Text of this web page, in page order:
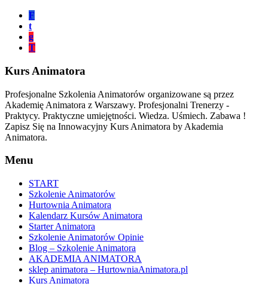
F
t
g
T
Kurs Animatora
Profesjonalne Szkolenia Animatorów organizowane są przez
Akademię Animatora z Warszawy. Profesjonalni Trenerzy -
Praktycy. Praktyczne umiejętności. Wiedza. Uśmiech. Zabawa !
Zapisz Się na Innowacyjny Kurs Animatora by Akademia
Animatora.
Menu
START
Szkolenie Animatorów
Hurtownia Animatora
Kalendarz Kursów Animatora
Starter Animatora
Szkolenie Animatorów Opinie
Blog – Szkolenie Animatora
AKADEMIA ANIMATORA
sklep animatora – HurtowniaAnimatora.pl
Kurs Animatora